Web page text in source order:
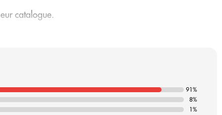
catalogue.
1%
8%
91%